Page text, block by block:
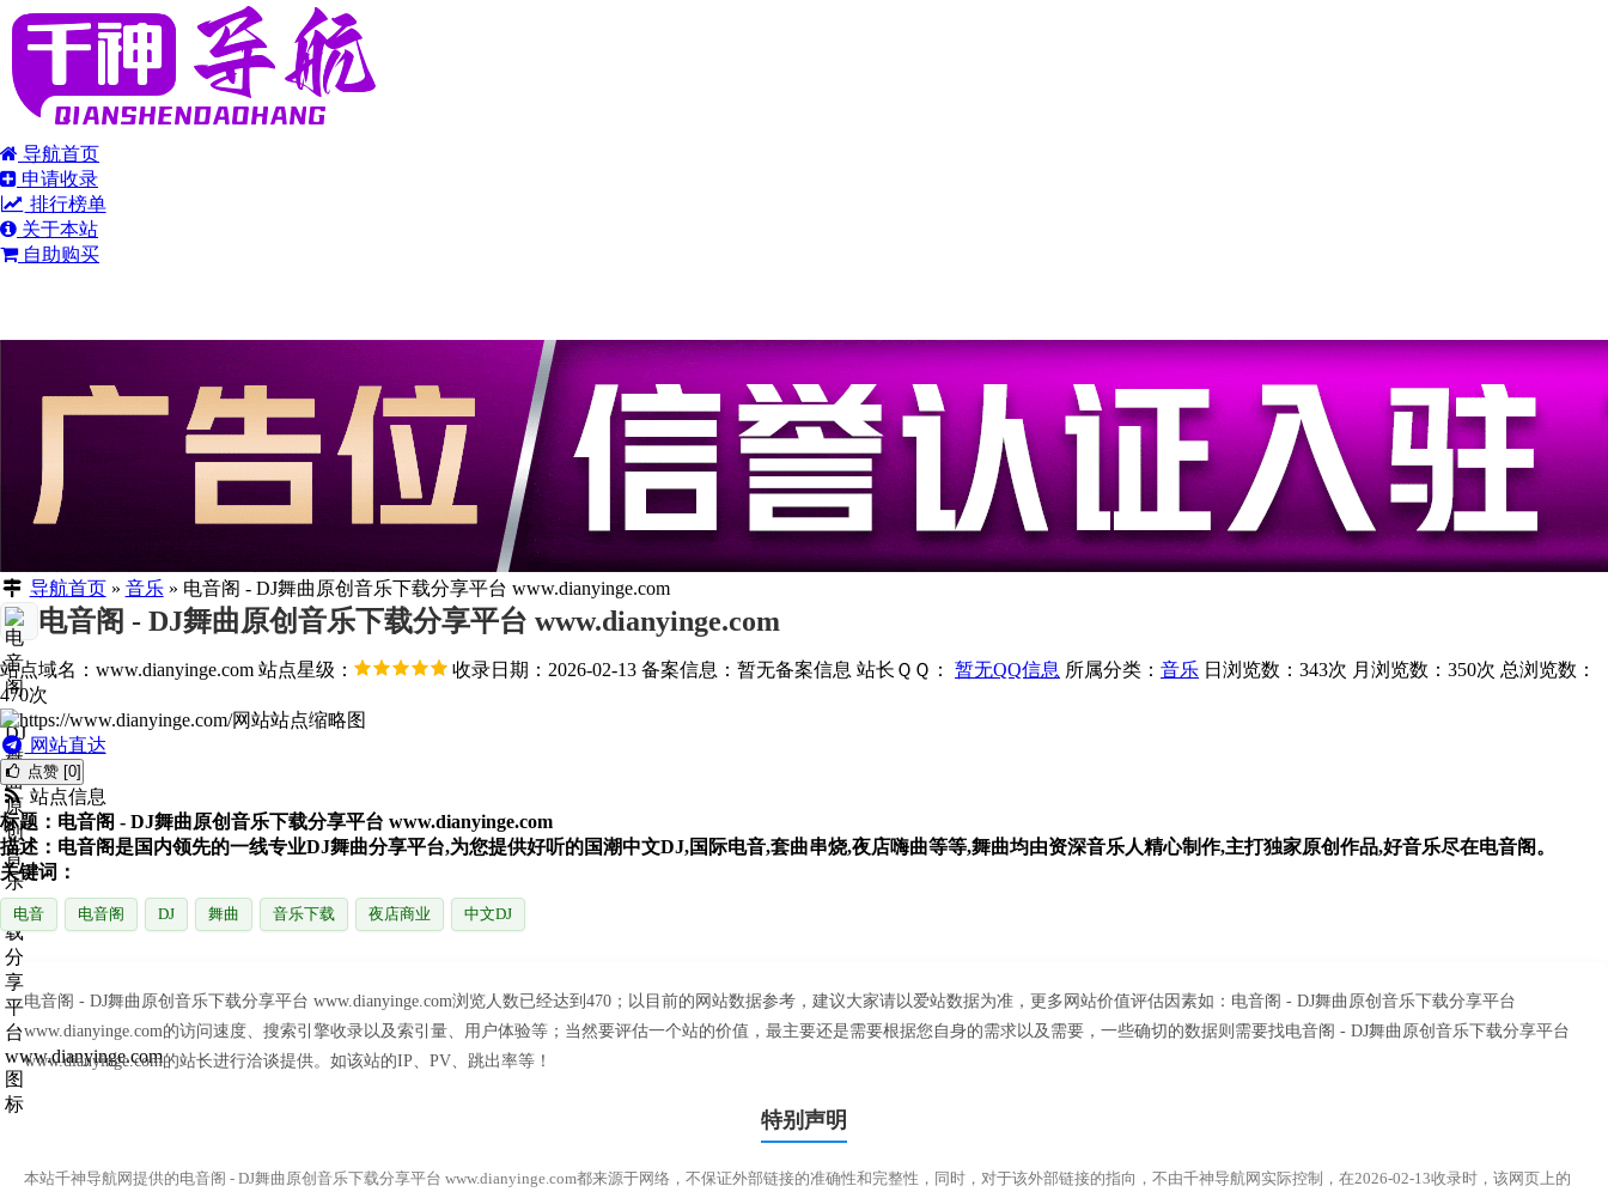
导航首页
申请收录
排行榜单
关于本站
自助购买
导航首页» 音乐» 电音阁 - DJ舞曲原创音乐下载分享平台 www.dianyinge.com
电音阁 - DJ舞曲原创音乐下载分享平台 www.dianyinge.com
站点域名：www.dianyinge.com 站点星级： 收录日期：2026-02-13 备案信息： 暂无备案信息 站长ＱＱ： 暂无QQ信息 所属分类： 音乐 日浏览数：343次 月浏览数：350次 总浏览数：
470次
网站直达
点赞 [0]
站点信息
标题：电音阁 - DJ舞曲原创音乐下载分享平台 www.dianyinge.com
描述：电音阁是国内领先的一线专业DJ舞曲分享平台,为您提供好听的国潮中文DJ,国际电音,套曲串烧,夜店嗨曲等等,舞曲均由资深音乐人精心制作,主打独家原创作品,好音乐尽在电音阁。
关键词：
电音 电音阁 DJ 舞曲 音乐下载 夜店商业 中文DJ
电音阁 - DJ舞曲原创音乐下载分享平台 www.dianyinge.com浏览人数已经达到470；以目前的网站数据参考，建议大家请以爱站数据为准，更多网站价值评估因素如：电音阁 - DJ舞曲原创音乐下载分享平台
www.dianyinge.com的访问速度、搜索引擎收录以及索引量、用户体验等；当然要评估一个站的价值，最主要还是需要根据您自身的需求以及需要，一些确切的数据则需要找电音阁 - DJ舞曲原创音乐下载分享平台
www.dianyinge.com的站长进行洽谈提供。如该站的IP、PV、跳出率等！
特别声明
本站千神导航网提供的电音阁 - DJ舞曲原创音乐下载分享平台 www.dianyinge.com都来源于网络，不保证外部链接的准确性和完整性，同时，对于该外部链接的指向，不由千神导航网实际控制，在2026-02-13收录时，该网页上的